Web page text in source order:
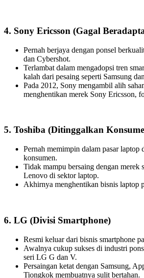
4. Sony Ericsson (Gagal
Pernah berjaya dengan ponsel
dan Cybershot.
Terlambat dalam mengadopsi tren
kalah dari pesaing seperti Samsung
Pada 2012, Sony mengambil alih
menghentikan merek Sony Ericsson,
5. Toshiba (Ditinggalkan
Pernah memimpin dalam pasar laptop
konsumen.
Tidak mampu bersaing dengan merek
Lenovo di sektor laptop.
Akhirnya menghentikan bisnis laptop
6. LG (Divisi Smartphone)
Resmi keluar dari bisnis smartphone
Awalnya cukup sukses di industri
seri LG G dan V.
Persaingan ketat dengan Samsung,
Tiongkok membuatnya sulit bertahan.